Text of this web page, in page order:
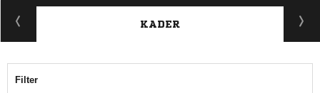
KADER
Filter